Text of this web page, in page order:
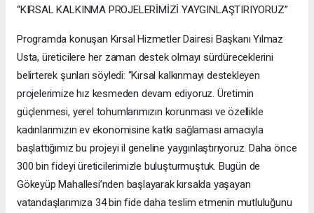
“KIRSAL KALKINMA PROJELERİMİZİ YAYGINLAŞTIRIYORUZ”
Programda konuşan Kırsal Hizmetler Dairesi Başkanı Yılmaz
Usta, üreticilere her zaman destek olmayı sürdüreceklerini
belirterek şunları söyledi: “Kırsal kalkınmayı destekleyen
projelerimize hız kesmeden devam ediyoruz. Üretimin
güçlenmesi, yerel tohumlarımızın korunması ve özellikle
kadınlarımızın ev ekonomisine katkı sağlaması amacıyla
başlattığımız bu projeyi il geneline yaygınlaştırıyoruz. Daha önce
300 bin fideyi üreticilerimizle buluşturmuştuk. Bugün de
Gökeyüp Mahallesi’nden başlayarak kırsalda yaşayan
vatandaşlarımıza 34 bin fide daha teslim etmenin mutluluğunu